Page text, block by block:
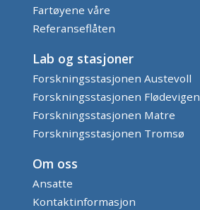
Fartøyene våre
Referanseflåten
Lab og stasjoner
Forskningsstasjonen Austevoll
Forskningsstasjonen Flødevigen
Forskningsstasjonen Matre
Forskningsstasjonen Tromsø
Om oss
Ansatte
Kontaktinformasjon